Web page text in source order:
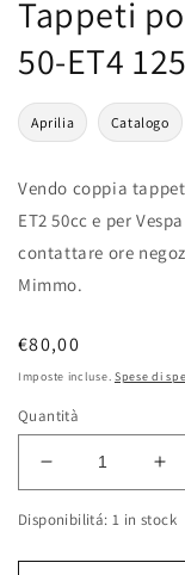
Tappeti
50-ET4 125
Aprilia Catalogo
Vendo coppia
ET2 50cc e per
contattare ore
Mimmo.
Prezzo
di
€80,00
Imposte incluse. Spese di
Quantità
Diminuisci
quantità
per
per
Disponibilitá: 1 in stock